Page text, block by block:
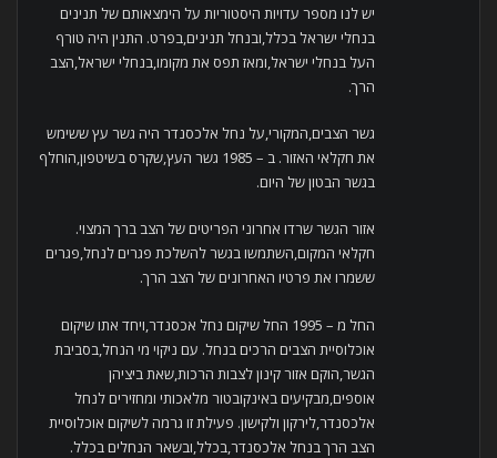
יש לנו מספר עדויות היסטוריות על הימצאותם של תנינים
בנחלי ישראל בכלל,ובנחל תנינים,בפרט. התנין היה טורף
העל בנחלי ישראל,ומאז תפס את מקומו,בנחלי ישראל,הצב
הרך.
גשר הצבים,המקורי,על נחל אלכסנדר היה גשר עץ ששימש
את חקלאי האזור. ב – 1985 גשר העץ,שקרס בשיטפון,הוחלף
בגשר הבטון של היום.
אזור הגשר שרדו אחרוני הפריטים של הצב ברך המצוי.
חקלאי המקום,השתמשו בגשר להשלכת פגרים לנחל,פגרים
ששמרו את פרטיו האחרונים של הצב הרך.
החל מ – 1995 החל שיקום נחל אכסנדר,ויחד אתו שיקום
אוכלוסיית הצבים הרכים בנחל. עם ניקוי מי הנחל,בסביבת
הגשר,הוקם אזור קינון לצבות הרכות,שאת ביציהן
אוספים,מבקיעים באינקובטור מלאכותי ומחזירים לנחל
אלכסנדר,לירקון ולקישון. פעילת זו גרמה לשיקום אוכלוסיית
הצב הרך בנחל אלכסנדר,בכלל,ובשאר הנחלים בכלל.